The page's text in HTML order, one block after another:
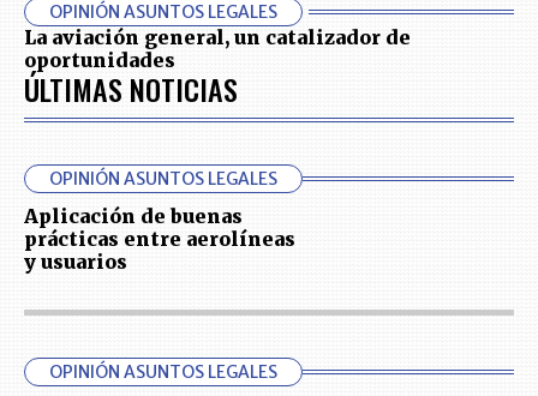
OPINIÓN ASUNTOS LEGALES
La aviación general, un catalizador de
oportunidades
ÚLTIMAS NOTICIAS
OPINIÓN ASUNTOS LEGALES
Aplicación de buenas
prácticas entre aerolíneas
y usuarios
OPINIÓN ASUNTOS LEGALES